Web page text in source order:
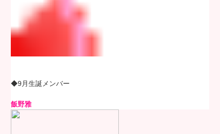
◆9月生誕メンバー
飯野雅